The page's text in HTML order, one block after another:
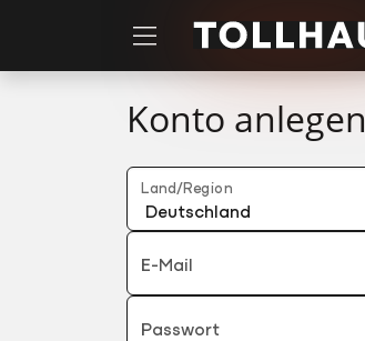
Zum Hauptinhalt springen
Konto anlegen
Land/Region
E-Mail
Passwort